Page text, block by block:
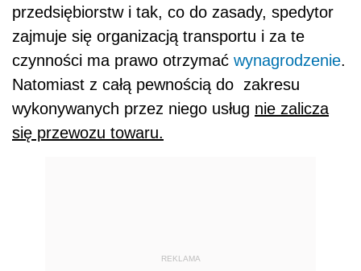
przedsiębiorstw i tak, co do zasady, spedytor
zajmuje się organizacją transportu i za te
czynności ma prawo otrzymać wynagrodzenie.
Natomiast z całą pewnością do zakresu
wykonywanych przez niego usług nie zalicza
się przewozu towaru.
REKLAMA